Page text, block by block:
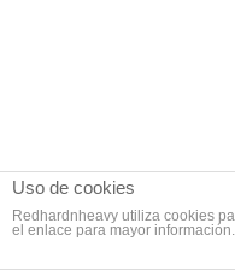
Uso de cookies
Redhardnheavy utiliza cookies
el enlace para mayor información.